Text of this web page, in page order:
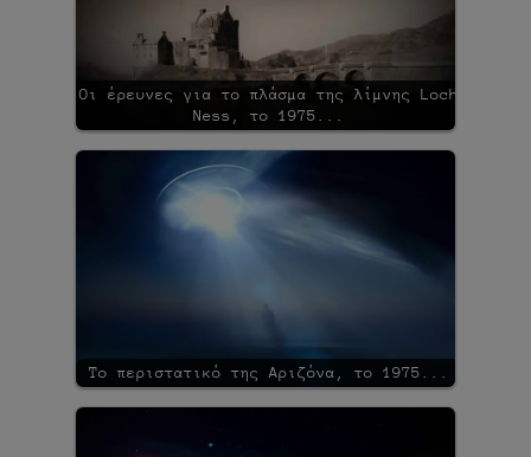
Οι έρευνες για το πλάσμα της λίμνης Loch
Ness, το 1975...
Το περιστατικό της Αριζόνα, το 1975...